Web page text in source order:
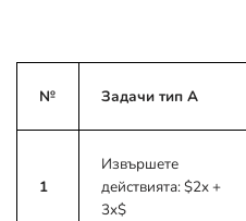
№ Задачи тип А
1
Извършете
действията:$2x +
3x$